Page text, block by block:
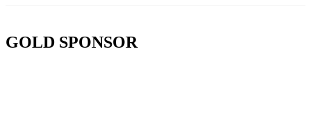
GOLD SPONSOR